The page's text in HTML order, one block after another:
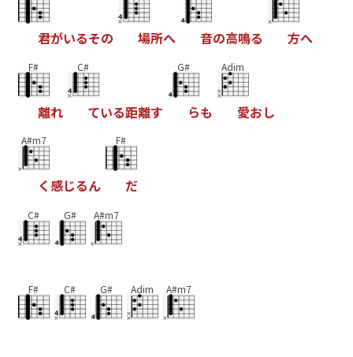
君がいるその 場所へ 音の高鳴る 方へ
F#
離れ
C#
ている距離す
G#
らも
Adim
愛おし
A#m7
く感じるん
F#
だ
C# G# A#m7
F# C# G# Adim A#m7